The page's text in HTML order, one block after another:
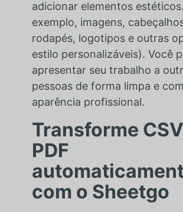
adicionar elementos
exemplo, imagens,
rodapés, logotipos e outras
estilo personalizáveis). Você
apresentar seu trabalho a
pessoas de forma limpa e com
aparência profissional.
Transforme
PDF
com o Sheetgo